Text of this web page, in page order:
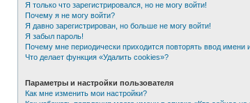
Я только что зарегистрировался, но не могу войти!
Почему я не могу войти?
Я давно зарегистрирован, но больше не могу войти!
Я забыл пароль!
Почему мне периодически приходится повторять ввод имени
Что делает функция «Удалить cookies»?
Параметры и настройки пользователя
Как мне изменить мои настройки?